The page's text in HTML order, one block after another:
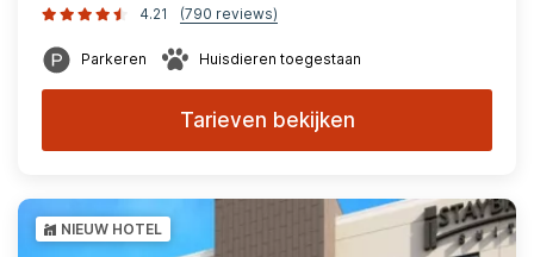
4.21
(790 reviews)
Parkeren Huisdieren toegestaan
Tarieven bekijken
NIEUW HOTEL